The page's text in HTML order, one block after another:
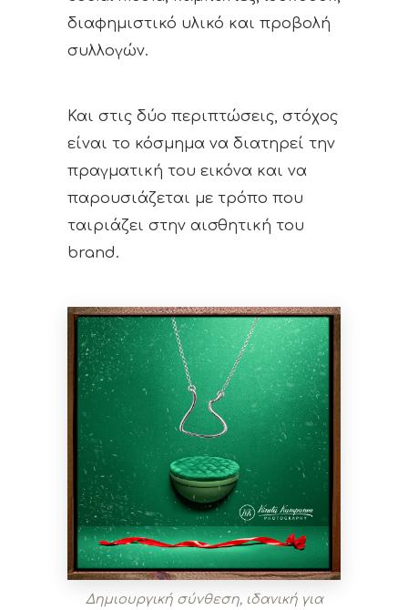
διαφημιστικό υλικό και προβολή
συλλογών.
Και στις δύο περιπτώσεις, στόχος
είναι το κόσμημα να διατηρεί την
πραγματική του εικόνα και να
παρουσιάζεται με τρόπο που
ταιριάζει στην αισθητική του
brand.
Δημιουργική σύνθεση, ιδανική για